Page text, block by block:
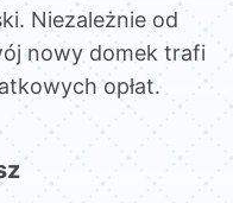
Niezależnie od
nowy domek trafi
opłat.